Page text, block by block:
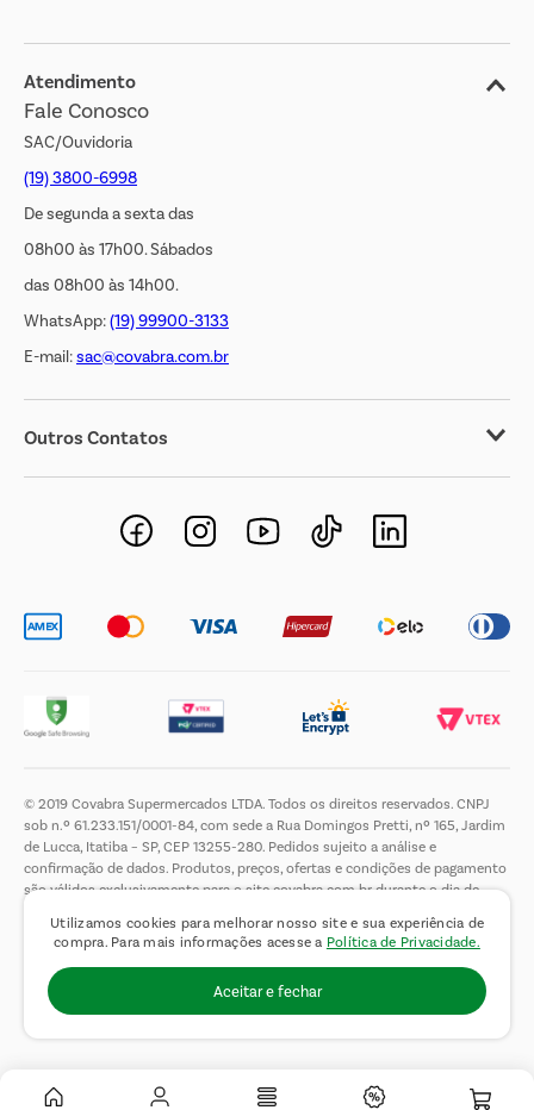
Utilizamos cookies para melhorar nosso site e sua experiência de
compra. Para mais informações acesse a Política de Privacidade.
Aceitar e fechar
Jornal de Ofertas
Transparência Salarial
Atendimento
Fale Conosco
SAC/Ouvidoria
(19) 3800-6998
De segunda a sexta das
08h00 às 17h00. Sábados
das 08h00 às 14h00.
WhatsApp:(19) 99900-3133
E-mail:sac@covabra.com.br
Outros Contatos
Negócios Imobiliários
Novos Fornecedores
© 2019 Covabra Supermercados LTDA. Todos os direitos reservados. CNPJ
sob n.º 61.233.151/0001-84, com sede a Rua Domingos Pretti, nº 165, Jardim
de Lucca, Itatiba – SP, CEP 13255-280. Pedidos sujeito a análise e
confirmação de dados. Produtos, preços, ofertas e condições de pagamento
são válidos exclusivamente para o site covabra.com.br durante o dia de
de limitar a quantidade máxima de produtos por compra por cliente. Não
vendemos no atacado. Fotos meramente ilustrativas.É proibida a venda e a
entrega de bebidas alcoólicas a menores de 18 (dezoito) anos, conforme Lei
n.° 8069/90, art. 81, inciso II (Estatuto da Criança e do Adolescente).